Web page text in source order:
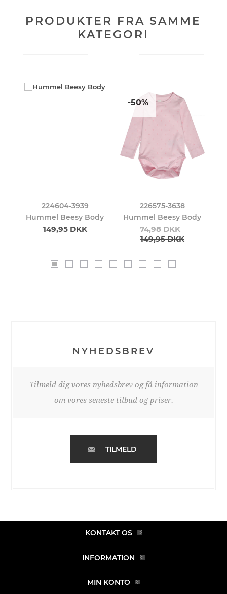
PRODUKTER FRA SAMME
KATEGORI
224604-3939
Hummel Beesy Body
149,95 DKK
-50%
226575-3638
Hummel Beesy Body
74,98 DKK
149,95 DKK
NYHEDSBREV
Tilmeld dig vores nyhedsbrev og få information
om vores seneste tilbud og priser.
TILMELD
KONTAKT OS
INFORMATION
MIN KONTO